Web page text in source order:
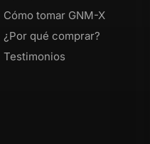
Cómo tomar GNM-X
¿Por qué comprar?
Testimonios